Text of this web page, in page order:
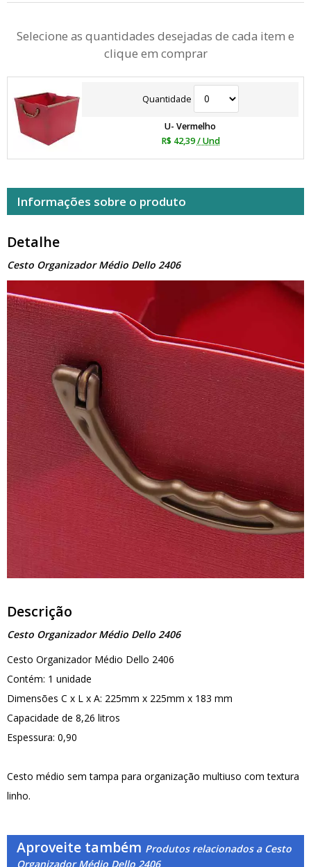
Selecione as quantidades desejadas de cada item e
clique em comprar
Quantidade
U- Vermelho
R$ 42,39 / Und
Informações sobre o produto
Detalhe
Cesto Organizador Médio Dello 2406
Descrição
Cesto Organizador Médio Dello 2406
Cesto Organizador Médio Dello 2406
Contém: 1 unidade
Dimensões C x L x A: 225mm x 225mm x 183 mm
Capacidade de 8,26 litros
Espessura: 0,90
Cesto médio sem tampa para organização multiuso com textura
linho.
Aproveite também Produtos relacionados a Cesto
Organizador Médio Dello 2406